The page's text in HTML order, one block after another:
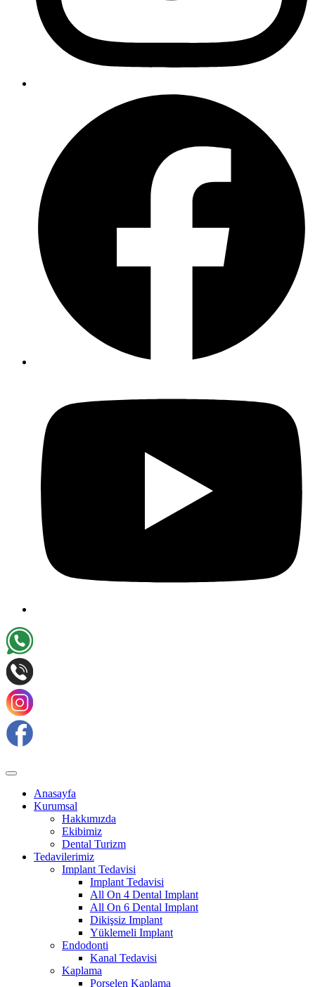
Anasayfa
Kurumsal
Hakkımızda
Ekibimiz
Dental Turizm
Tedavilerimiz
Implant Tedavisi
Implant Tedavisi
All On 4 Dental Implant
All On 6 Dental Implant
Dikişsiz Implant
Yüklemeli Implant
Endodonti
Kanal Tedavisi
Kaplama
Porselen Kaplama